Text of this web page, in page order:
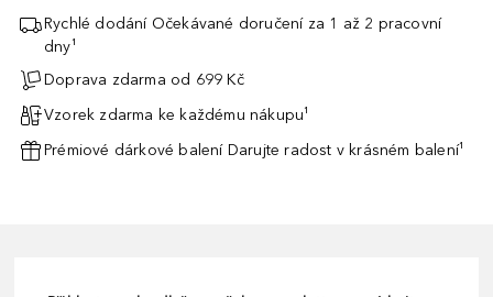
Rychlé dodání Očekávané doručení za 1 až 2 pracovní
dny¹
Doprava zdarma od 699 Kč
Vzorek zdarma ke každému nákupu¹
Prémiové dárkové balení Darujte radost v krásném balení¹